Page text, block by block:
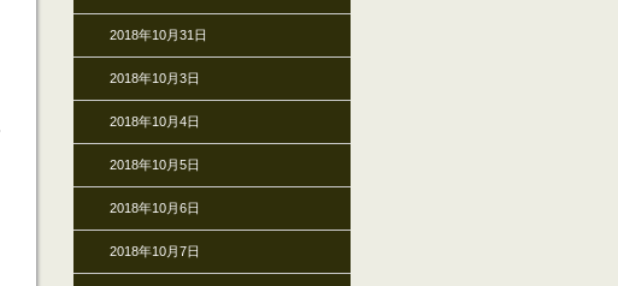
2018年10月31日
2018年10月3日
2018年10月4日
2018年10月5日
2018年10月6日
2018年10月7日